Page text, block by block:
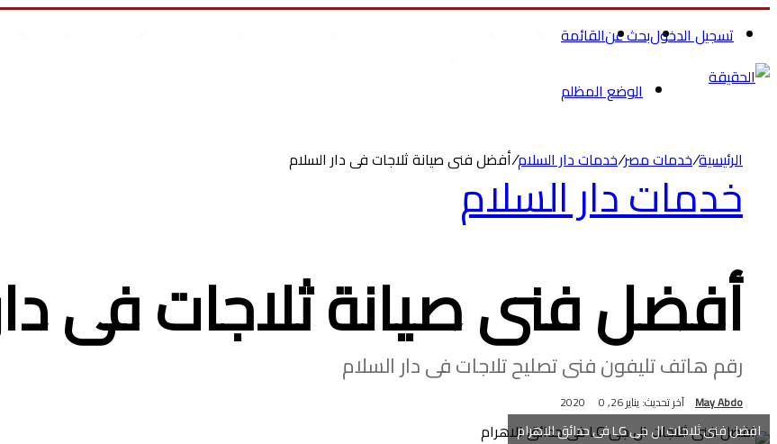
القائمةبحث عنتسجيل الدخول
الوضع المظلم
الرئيسية/خدمات مصر/خدمات دار السلام/أفضل فنى صيانة ثلاجات فى دار السلامخدمات دار السلام
أفضل فنى صيانة ثلاجات فى
رقم هاتف تليفون فنى تصليح تلاجات فى دار السلام
May Abdo آخر تحديث: يناير 26, 2020 0
افضل فنى ثلاجات ال جى LG فى حدائق الاهرام